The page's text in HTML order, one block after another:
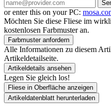
or enter this on your PC:
Möchten Sie diese Fliese im
kostenlosen Farbmuster an.
Farbmuster anfordern
Alle Informationen zu diesem
Artikeldetailseite.
Artikeldetails ansehen
Legen Sie gleich los!
Fliese in Oberfläche anzeigen
Artikeldatenblatt herunterladen